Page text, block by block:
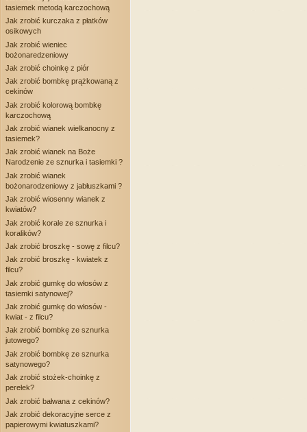
tasiemek metodą karczochową
Jak zrobić kurczaka z płatków
osikowych
Jak zrobić wieniec
bożonaredzeniowy
Jak zrobić choinkę z piór
Jak zrobić bombkę prążkowaną z
cekinów
Jak zrobić kolorową bombkę
karczochową
Jak zrobić wianek wielkanocny z
tasiemek?
Jak zrobić wianek na Boże
Narodzenie ze sznurka i tasiemki ?
Jak zrobić wianek
bożonarodzeniowy z jabłuszkami ?
Jak zrobić wiosenny wianek z
kwiatów?
Jak zrobić korale ze sznurka i
koralików?
Jak zrobić broszkę - sowę z filcu?
Jak zrobić broszkę - kwiatek z
filcu?
Jak zrobić gumkę do włosów z
tasiemki satynowej?
Jak zrobić gumkę do włosów -
kwiat - z filcu?
Jak zrobić bombkę ze sznurka
jutowego?
Jak zrobić bombkę ze sznurka
satynowego?
Jak zrobić stożek-choinkę z
perełek?
Jak zrobić bałwana z cekinów?
Jak zrobić dekoracyjne serce z
papierowymi kwiatuszkami?